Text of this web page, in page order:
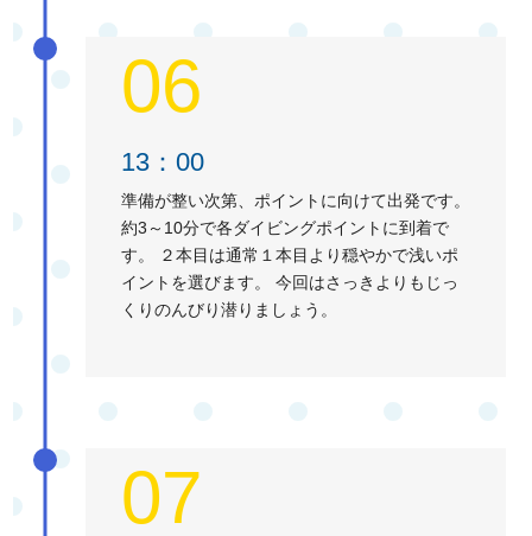
06
13：00
準備が整い次第、ポイントに向けて出発です。
約3～10分で各ダイビングポイントに到着で
す。 ２本目は通常１本目より穏やかで浅いポ
イントを選びます。 今回はさっきよりもじっ
くりのんびり潜りましょう。
07